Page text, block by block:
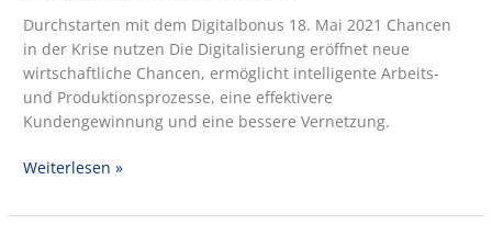
Durchstarten mit dem Digitalbonus 18. Mai 2021 Chancen
in der Krise nutzen Die Digitalisierung eröffnet neue
wirtschaftliche Chancen, ermöglicht intelligente Arbeits-
und Produktionsprozesse, eine effektivere
Kundengewinnung und eine bessere Vernetzung.
Weiterlesen »